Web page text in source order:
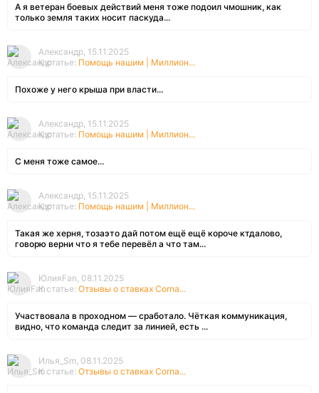
А я ветеран боевых действий меня тоже подоил чмошник, как
только земля таких носит паскуда...
Александр, 15.11.2025
К статье: Помощь нашим | Миллион...
Похоже у него крыша при власти...
Александр, 15.11.2025
К статье: Помощь нашим | Миллион...
С меня тоже самое...
Александр, 15.11.2025
К статье: Помощь нашим | Миллион...
Такая же херня, тозаэто дай потом ещё ещё короче ктдалово,
говорю верни что я тебе перевёл а что там...
ЮлияFan, 08.11.2025
К статье: Отзывы о ставках Corna...
Участвовала в проходном — сработало. Чёткая коммуникация,
видно, что команда следит за линией, есть ...
Илья_Sm, 08.11.2025
К статье: Отзывы о ставках Corna...